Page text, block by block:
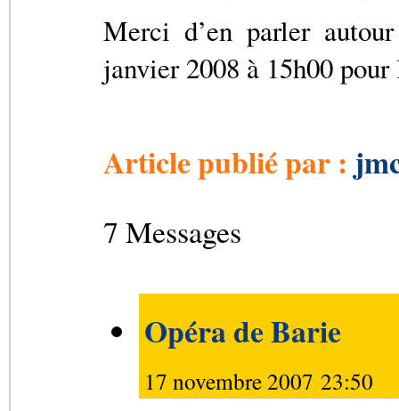
Merci d’en parler
janvier 2008 à 15h00
Article publié par :
7 Messages
Opéra de Barie
17 novembre 2007 23:50